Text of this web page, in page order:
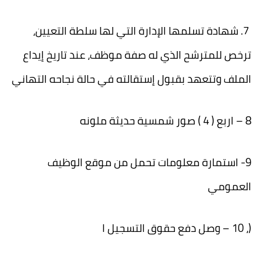
7. شهادة تسلمها الإدارة التي لها سلطة التعيين،
ترخص للمترشح الذي له صفة موظف، عند تاريخ إيداع
الملف وتتعهد بقبول إستقالته في حالة نجاحه التهاني
8 – اربع ( 4 ) صور شمسية حديثة ملونه
9- استمارة معلومات تحمل من موقع الوظيف
العمومي
(، 10 – وصل دفع حقوق التسجيل ا